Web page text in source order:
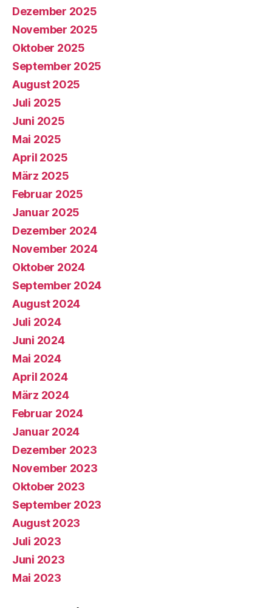
Dezember 2025
November 2025
Oktober 2025
September 2025
August 2025
Juli 2025
Juni 2025
Mai 2025
April 2025
März 2025
Februar 2025
Januar 2025
Dezember 2024
November 2024
Oktober 2024
September 2024
August 2024
Juli 2024
Juni 2024
Mai 2024
April 2024
März 2024
Februar 2024
Januar 2024
Dezember 2023
November 2023
Oktober 2023
September 2023
August 2023
Juli 2023
Juni 2023
Mai 2023